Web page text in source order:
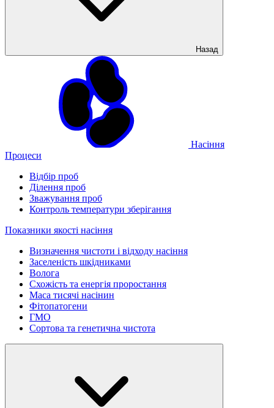
Назад
Насіння
Процеси
Відбір проб
Ділення проб
Зважування проб
Контроль температури зберігання
Показники якості насіння
Визначення чистоти і відходу насіння
Заселеність шкідниками
Волога
Схожість та енергія проростання
Маса тисячі насінин
Фітопатогени
ГМО
Сортова та генетична чистота